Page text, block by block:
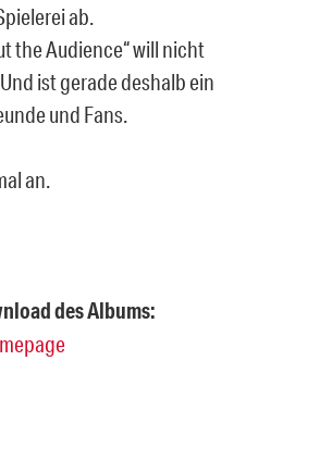
ab.
the Audience“ will nicht
ist gerade deshalb ein
und Fans.
an.
des Albums: